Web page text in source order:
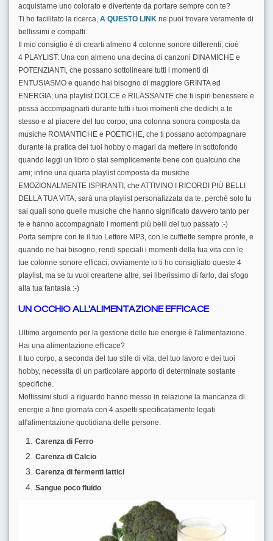
acquistarne uno colorato e divertente da portare sempre con te?
Ti ho facilitato la ricerca, A QUESTO LINK ne puoi trovare veramente di
bellissimi e compatti.
Il mio consiglio è di crearti almeno 4 colonne sonore differenti, cioè
4 PLAYLIST: Una con almeno una decina di canzoni DINAMICHE e
POTENZIANTI, che possano sottolineare tutti i momenti di
ENTUSIASMO e quando hai bisogno di maggiore GRINTA ed
ENERGIA; una playlist DOLCE e RILASSANTE che ti ispiri benessere e
possa accompagnarti durante tutti i tuoi momenti che dedichi a te
stesso e al piacere del tuo corpo; una colonna sonora composta da
musiche ROMANTICHE e POETICHE, che ti possano accompagnare
durante la pratica dei tuoi hobby o magari da mettere in sottofondo
quando leggi un libro o stai semplicemente bene con qualcuno che
ami; infine una quarta playlist composta da musiche
EMOZIONALMENTE ISPIRANTI, che ATTIVINO I RICORDI PIÙ BELLI
DELLA TUA VITA, sarà una playlist personalizzata da te, perché solo tu
sai quali sono quelle musiche che hanno significato davvero tanto per
te e hanno accompagnato i momenti più belli del tuo passato :-)
Porta sempre con te il tuo Lettore MP3, con le cuffiette sempre pronte, e
quando ne hai bisogno, rendi speciali i momenti della tua vita con le
tue colonne sonore efficaci; ovviamente io ti ho consigliato queste 4
playlist, ma se tu vuoi creartene altre, sei liberissimo di farlo, dai sfogo
alla tua fantasia :-)
UN OCCHIO ALL'ALIMENTAZIONE EFFICACE
Ultimo argomento per la gestione delle tue energie è l'alimentazione.
Hai una alimentazione efficace?
Il tuo corpo, a seconda del tuo stile di vita, del tuo lavoro e dei tuoi
hobby, necessita di un particolare apporto di determinate sostante
specifiche.
Moltissimi studi a riguardo hanno messo in relazione la mancanza di
energie a fine giornata con 4 aspetti specificatamente legati
all'alimentazione quotidiana delle persone:
Carenza di Ferro
Carenza di Calcio
Carenza di fermenti lattici
Sangue poco fluido